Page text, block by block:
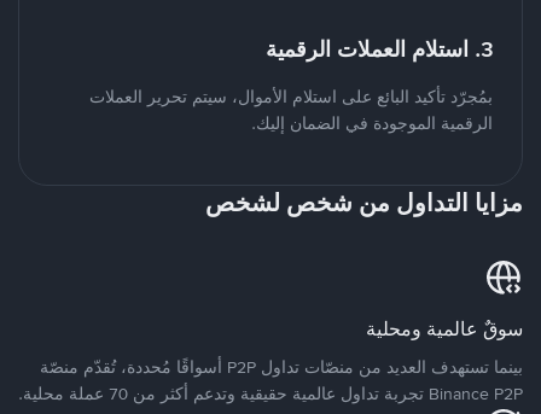
3. استلام العملات الرقمية
بمُجرّد تأكيد البائع على استلام الأموال، سيتم تحرير العملات
الرقمية الموجودة في الضمان إليك.
مزايا التداول من شخص لشخص
سوقٌ عالمية ومحلية
بينما تستهدف العديد من منصّات تداول P2P أسواقًا مُحددة، تُقدّم منصّة
Binance P2P تجربة تداول عالمية حقيقية وتدعم أكثر من 70 عملة محلية.